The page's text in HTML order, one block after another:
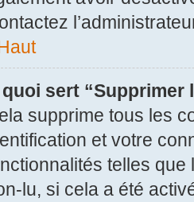
quoi sert “Supprimer
supprime tous les
et votre
telles que
lu, si cela a été